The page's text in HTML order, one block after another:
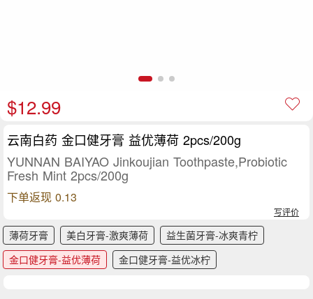
$12.99
云南白药 金口健牙膏 益优薄荷 2pcs/200g
YUNNAN BAIYAO Jinkoujian Toothpaste,Probiotic
Fresh Mint 2pcs/200g
下单返现 0.13
写评价
薄荷牙膏 美白牙膏-激爽薄荷
益生菌牙膏-冰爽青柠
金口健牙膏-益优薄荷
金口健牙膏-益优冰柠